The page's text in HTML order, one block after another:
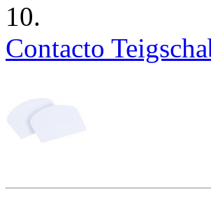
10.
Contacto